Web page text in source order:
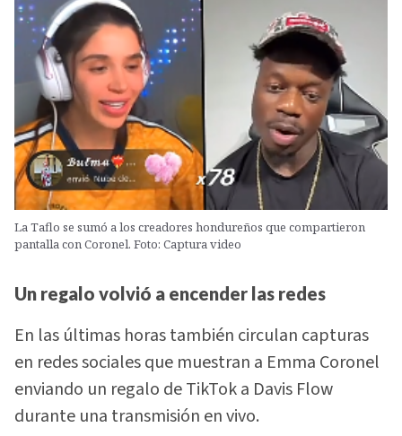
La Taflo se sumó a los creadores hondureños que compartieron
pantalla con Coronel. Foto: Captura video
Un regalo volvió a encender las redes
En las últimas horas también circulan capturas
en redes sociales que muestran a Emma Coronel
enviando un regalo de TikTok a Davis Flow
durante una transmisión en vivo.